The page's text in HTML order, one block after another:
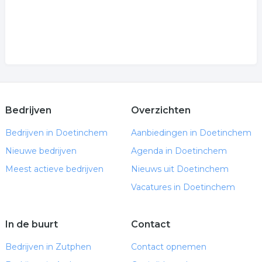
Bedrijven
Bedrijven in Doetinchem
Nieuwe bedrijven
Meest actieve bedrijven
Overzichten
Aanbiedingen in Doetinchem
Agenda in Doetinchem
Nieuws uit Doetinchem
Vacatures in Doetinchem
In de buurt
Bedrijven in Zutphen
Contact
Contact opnemen